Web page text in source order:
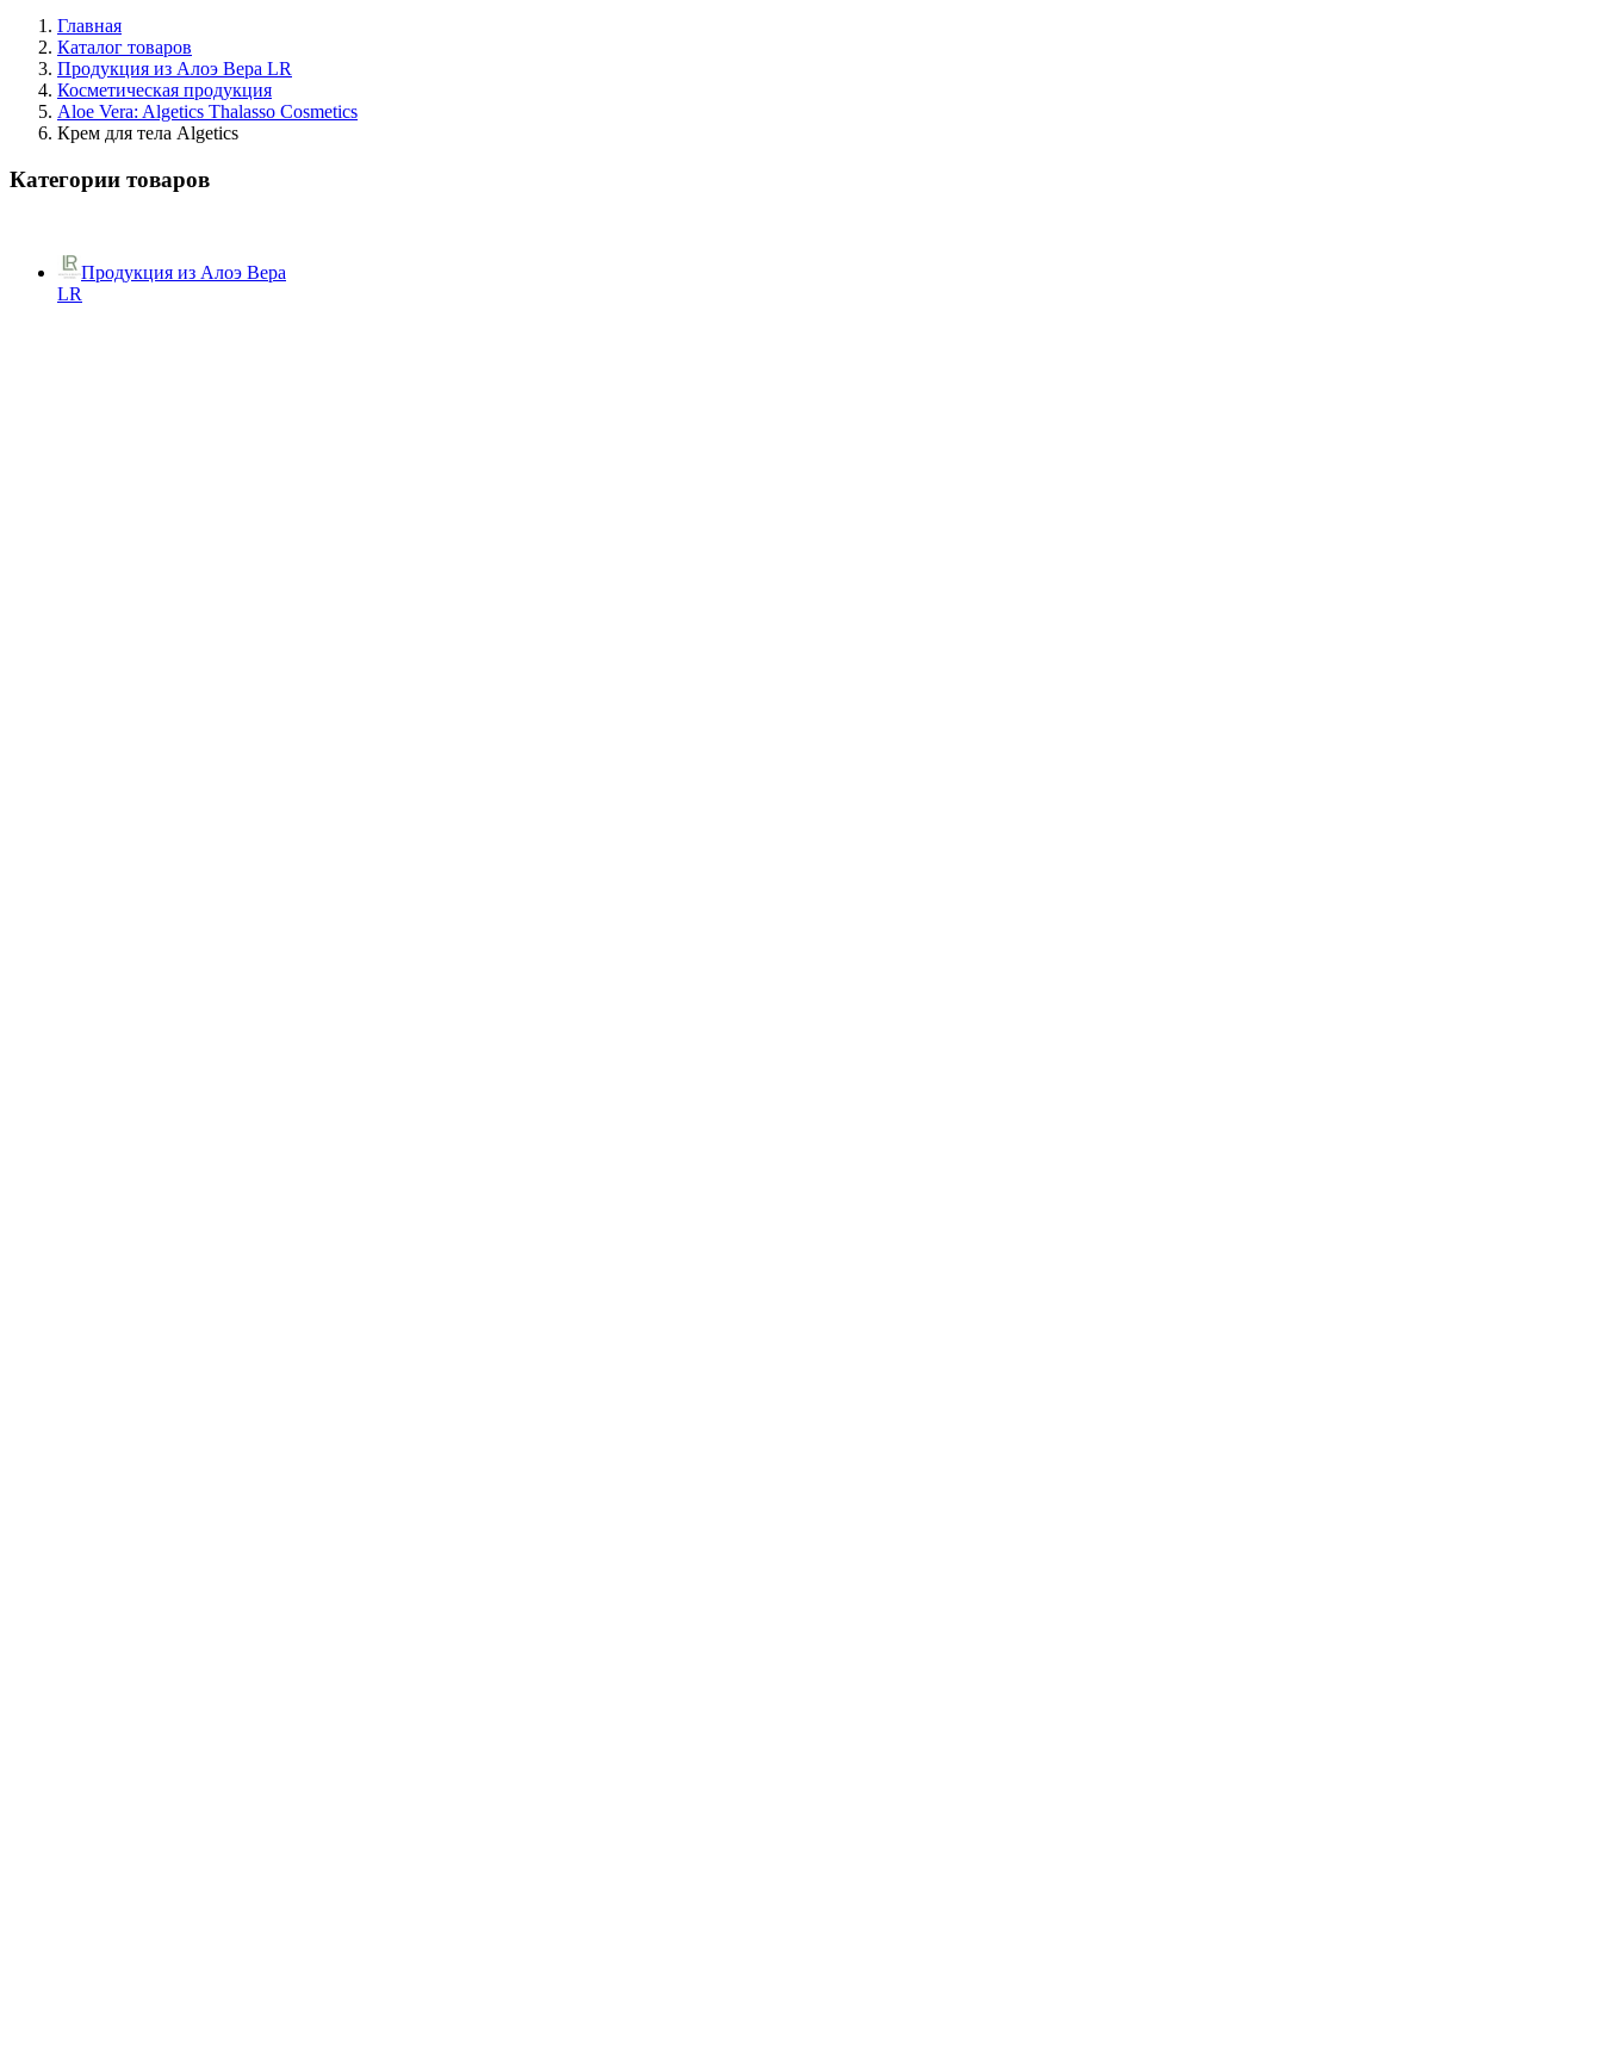
Главная
Каталог товаров
Продукция из Алоэ Вера LR
Косметическая продукция
Aloe Vera: Algetics Thalasso Cosmetics
Крем для тела Algetics
Категории товаров
Продукция из Алоэ Вера
LR